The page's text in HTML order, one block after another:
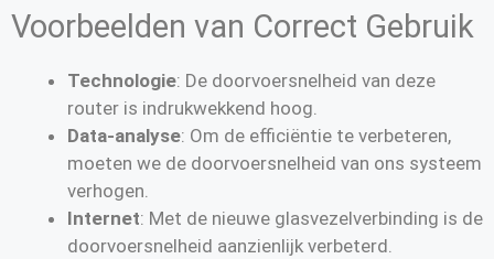
Voorbeelden van Correct Gebruik
Technologie: De doorvoersnelheid van deze
router is indrukwekkend hoog.
Data-analyse: Om de efficiëntie te verbeteren,
moeten we de doorvoersnelheid van ons systeem
verhogen.
Internet: Met de nieuwe glasvezelverbinding is de
doorvoersnelheid aanzienlijk verbeterd.